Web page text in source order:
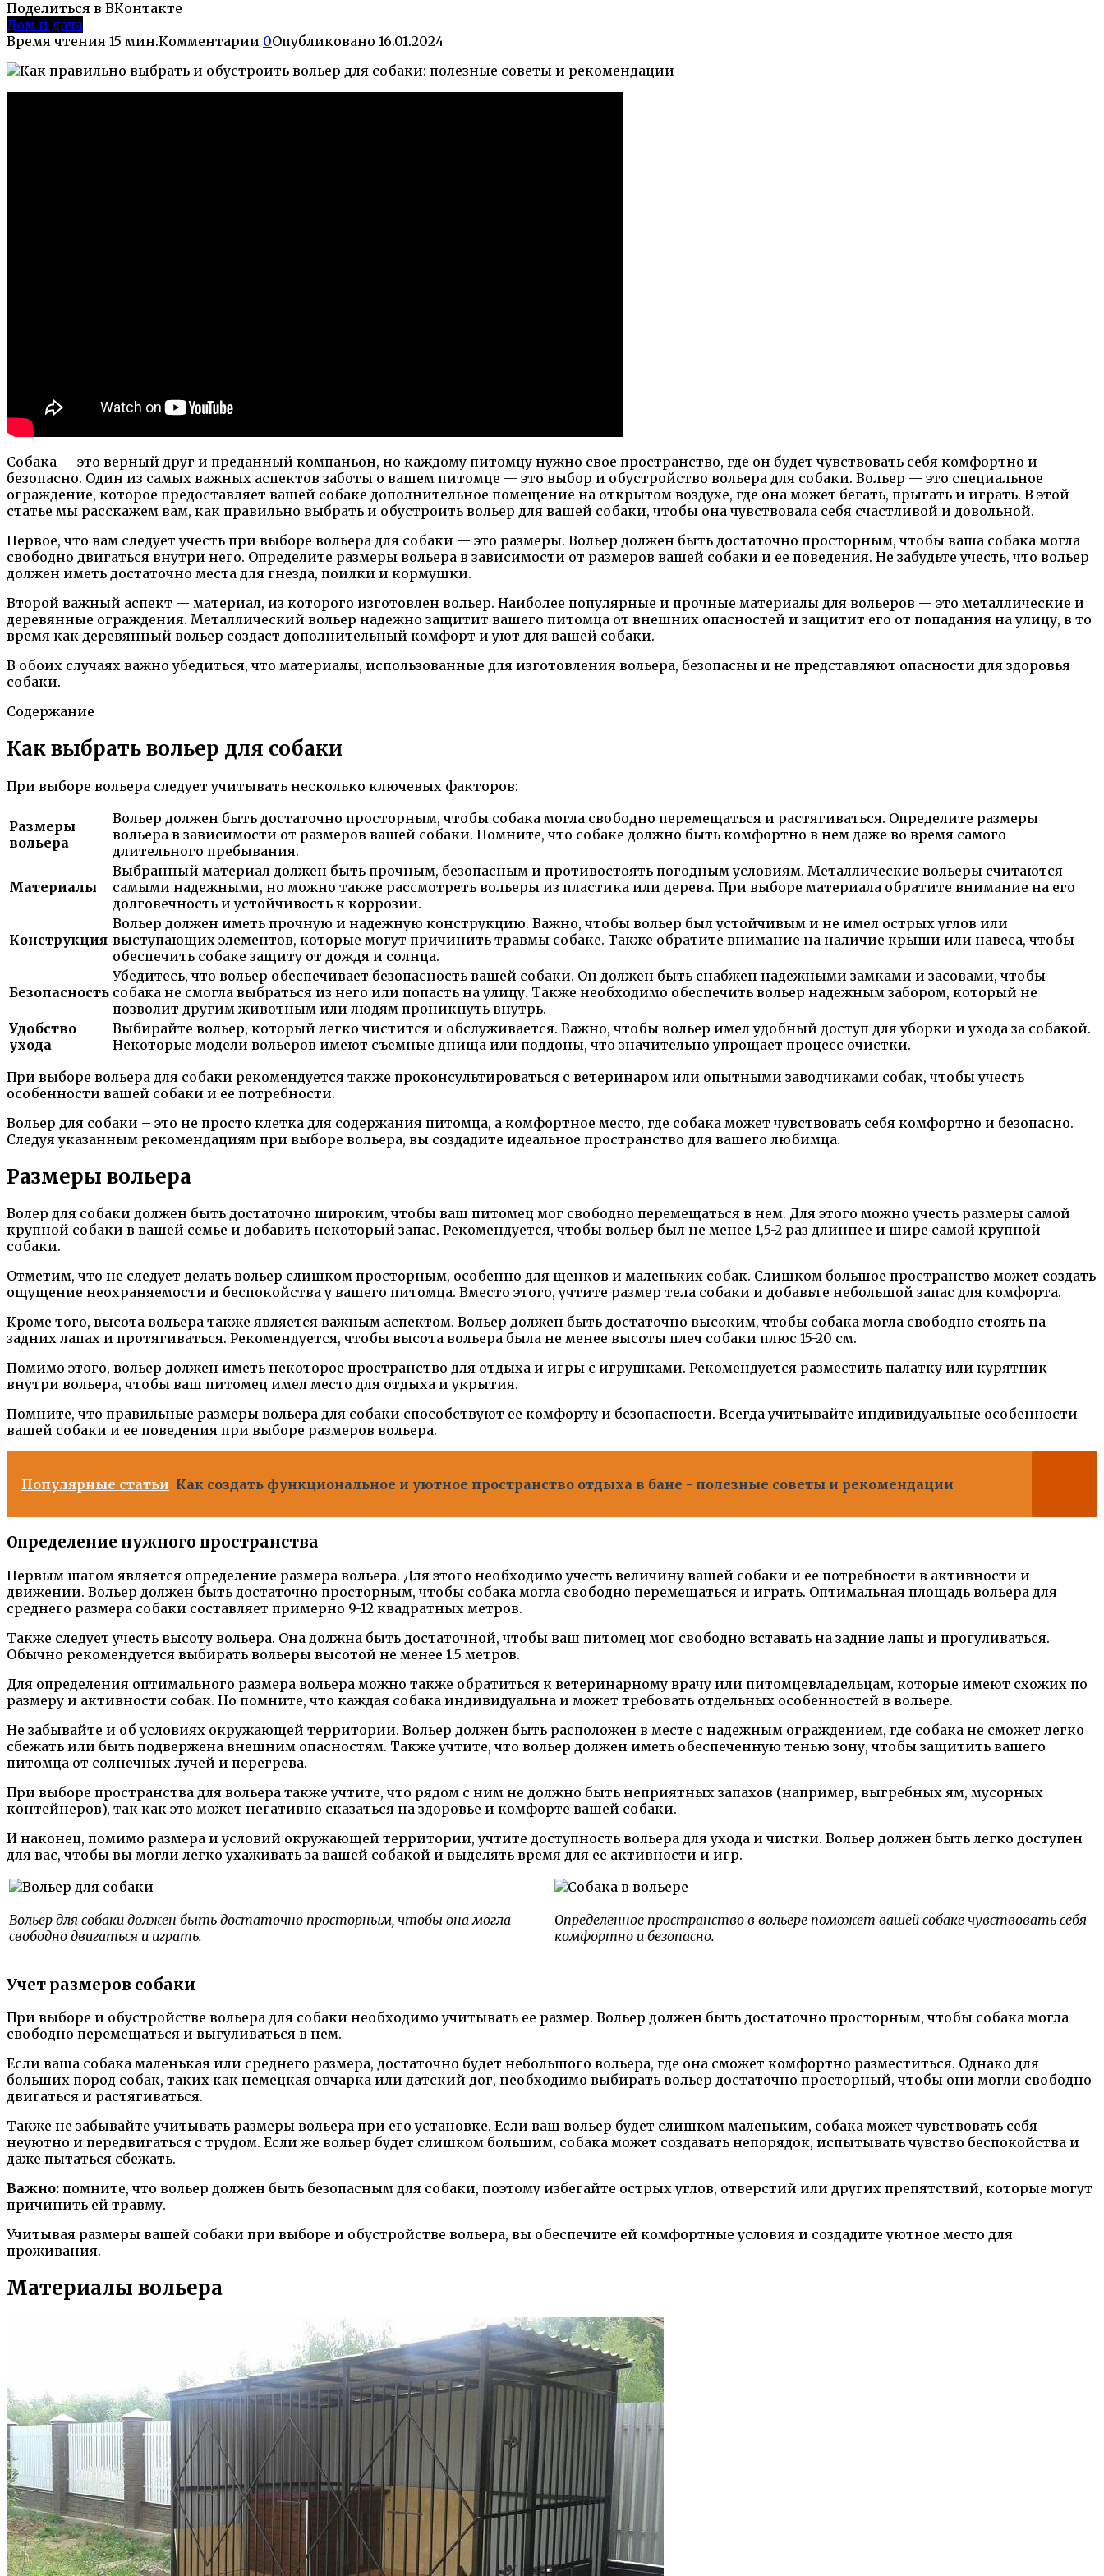
Поделиться в ВКонтакте
Дом и дача
Время чтения 15 мин.Комментарии 0Опубликовано 16.01.2024
Собака — это верный друг и преданный компаньон, но каждому питомцу нужно свое пространство, где он будет чувствовать себя комфортно и
безопасно. Один из самых важных аспектов заботы о вашем питомце — это выбор и обустройство вольера для собаки. Вольер — это специальное
ограждение, которое предоставляет вашей собаке дополнительное помещение на открытом воздухе, где она может бегать, прыгать и играть. В этой
статье мы расскажем вам, как правильно выбрать и обустроить вольер для вашей собаки, чтобы она чувствовала себя счастливой и довольной.
Первое, что вам следует учесть при выборе вольера для собаки — это размеры. Вольер должен быть достаточно просторным, чтобы ваша собака могла
свободно двигаться внутри него. Определите размеры вольера в зависимости от размеров вашей собаки и ее поведения. Не забудьте учесть, что вольер
должен иметь достаточно места для гнезда, поилки и кормушки.
Второй важный аспект — материал, из которого изготовлен вольер. Наиболее популярные и прочные материалы для вольеров — это металлические и
деревянные ограждения. Металлический вольер надежно защитит вашего питомца от внешних опасностей и защитит его от попадания на улицу, в то
время как деревянный вольер создаст дополнительный комфорт и уют для вашей собаки.
В обоих случаях важно убедиться, что материалы, использованные для изготовления вольера, безопасны и не представляют опасности для здоровья
собаки.
Содержание
Как выбрать вольер для собаки
При выборе вольера следует учитывать несколько ключевых факторов:
Размеры
вольера
Вольер должен быть достаточно просторным, чтобы собака могла свободно перемещаться и растягиваться. Определите размеры
вольера в зависимости от размеров вашей собаки. Помните, что собаке должно быть комфортно в нем даже во время самого
длительного пребывания.
Материалы
Выбранный материал должен быть прочным, безопасным и противостоять погодным условиям. Металлические вольеры считаются
самыми надежными, но можно также рассмотреть вольеры из пластика или дерева. При выборе материала обратите внимание на его
долговечность и устойчивость к коррозии.
Конструкция
Вольер должен иметь прочную и надежную конструкцию. Важно, чтобы вольер был устойчивым и не имел острых углов или
выступающих элементов, которые могут причинить травмы собаке. Также обратите внимание на наличие крыши или навеса, чтобы
обеспечить собаке защиту от дождя и солнца.
Безопасность
Убедитесь, что вольер обеспечивает безопасность вашей собаки. Он должен быть снабжен надежными замками и засовами, чтобы
собака не смогла выбраться из него или попасть на улицу. Также необходимо обеспечить вольер надежным забором, который не
позволит другим животным или людям проникнуть внутрь.
Удобство
ухода
Выбирайте вольер, который легко чистится и обслуживается. Важно, чтобы вольер имел удобный доступ для уборки и ухода за собакой.
Некоторые модели вольеров имеют съемные днища или поддоны, что значительно упрощает процесс очистки.
При выборе вольера для собаки рекомендуется также проконсультироваться с ветеринаром или опытными заводчиками собак, чтобы учесть
особенности вашей собаки и ее потребности.
Вольер для собаки – это не просто клетка для содержания питомца, а комфортное место, где собака может чувствовать себя комфортно и безопасно.
Следуя указанным рекомендациям при выборе вольера, вы создадите идеальное пространство для вашего любимца.
Размеры вольера
Волер для собаки должен быть достаточно широким, чтобы ваш питомец мог свободно перемещаться в нем. Для этого можно учесть размеры самой
крупной собаки в вашей семье и добавить некоторый запас. Рекомендуется, чтобы вольер был не менее 1,5-2 раз длиннее и шире самой крупной
собаки.
Отметим, что не следует делать вольер слишком просторным, особенно для щенков и маленьких собак. Слишком большое пространство может создать
ощущение неохраняемости и беспокойства у вашего питомца. Вместо этого, учтите размер тела собаки и добавьте небольшой запас для комфорта.
Кроме того, высота вольера также является важным аспектом. Вольер должен быть достаточно высоким, чтобы собака могла свободно стоять на
задних лапах и протягиваться. Рекомендуется, чтобы высота вольера была не менее высоты плеч собаки плюс 15-20 см.
Помимо этого, вольер должен иметь некоторое пространство для отдыха и игры с игрушками. Рекомендуется разместить палатку или курятник
внутри вольера, чтобы ваш питомец имел место для отдыха и укрытия.
Помните, что правильные размеры вольера для собаки способствуют ее комфорту и безопасности. Всегда учитывайте индивидуальные особенности
вашей собаки и ее поведения при выборе размеров вольера.
Популярные статьи Как создать функциональное и уютное пространство отдыха в бане - полезные советы и рекомендации
Определение нужного пространства
Первым шагом является определение размера вольера. Для этого необходимо учесть величину вашей собаки и ее потребности в активности и
движении. Вольер должен быть достаточно просторным, чтобы собака могла свободно перемещаться и играть. Оптимальная площадь вольера для
среднего размера собаки составляет примерно 9-12 квадратных метров.
Также следует учесть высоту вольера. Она должна быть достаточной, чтобы ваш питомец мог свободно вставать на задние лапы и прогуливаться.
Обычно рекомендуется выбирать вольеры высотой не менее 1.5 метров.
Для определения оптимального размера вольера можно также обратиться к ветеринарному врачу или питомцевладельцам, которые имеют схожих по
размеру и активности собак. Но помните, что каждая собака индивидуальна и может требовать отдельных особенностей в вольере.
Не забывайте и об условиях окружающей территории. Вольер должен быть расположен в месте с надежным ограждением, где собака не сможет легко
сбежать или быть подвержена внешним опасностям. Также учтите, что вольер должен иметь обеспеченную тенью зону, чтобы защитить вашего
питомца от солнечных лучей и перегрева.
При выборе пространства для вольера также учтите, что рядом с ним не должно быть неприятных запахов (например, выгребных ям, мусорных
контейнеров), так как это может негативно сказаться на здоровье и комфорте вашей собаки.
И наконец, помимо размера и условий окружающей территории, учтите доступность вольера для ухода и чистки. Вольер должен быть легко доступен
для вас, чтобы вы могли легко ухаживать за вашей собакой и выделять время для ее активности и игр.
Вольер для собаки должен быть достаточно просторным, чтобы она могла
свободно двигаться и играть.
Определенное пространство в вольере поможет вашей собаке чувствовать себя
комфортно и безопасно.
Учет размеров собаки
При выборе и обустройстве вольера для собаки необходимо учитывать ее размер. Вольер должен быть достаточно просторным, чтобы собака могла
свободно перемещаться и выгуливаться в нем.
Если ваша собака маленькая или среднего размера, достаточно будет небольшого вольера, где она сможет комфортно разместиться. Однако для
больших пород собак, таких как немецкая овчарка или датский дог, необходимо выбирать вольер достаточно просторный, чтобы они могли свободно
двигаться и растягиваться.
Также не забывайте учитывать размеры вольера при его установке. Если ваш вольер будет слишком маленьким, собака может чувствовать себя
неуютно и передвигаться с трудом. Если же вольер будет слишком большим, собака может создавать непорядок, испытывать чувство беспокойства и
даже пытаться сбежать.
Важно: помните, что вольер должен быть безопасным для собаки, поэтому избегайте острых углов, отверстий или других препятствий, которые могут
причинить ей травму.
Учитывая размеры вашей собаки при выборе и обустройстве вольера, вы обеспечите ей комфортные условия и создадите уютное место для
проживания.
Материалы вольера